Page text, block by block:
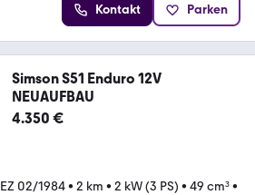
Kontakt Parken
Simson S51 Enduro 12V
NEUAUFBAU
4.350 €
EZ 02/1984• 2 km • 2 kW (3 PS) • 49 cm³•